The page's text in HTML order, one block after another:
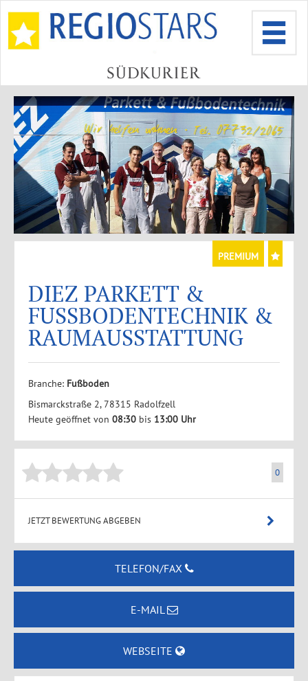
PREMIUM
DIEZ PARKETT &
FUSSBODENTECHNIK &
RAUMAUSSTATTUNG
Branche: Fußboden
Bismarckstraße 2, 78315 Radolfzell
Heute geöffnet von 08:30bis 13:00 Uhr
0
JETZT BEWERTUNG ABGEBEN
TELEFON/FAX
E-MAIL
WEBSEITE